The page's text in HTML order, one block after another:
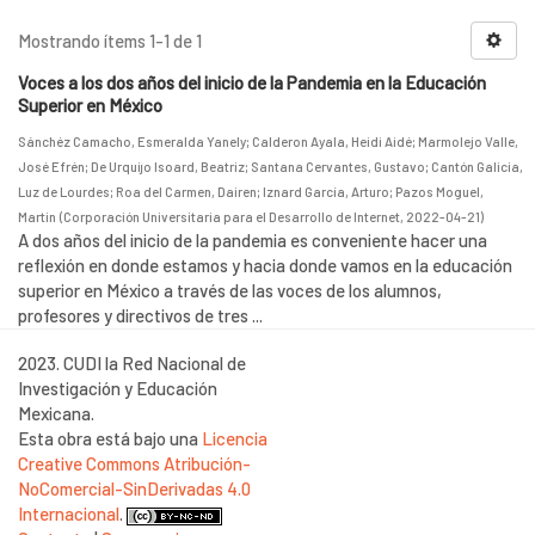
Mostrando ítems 1-1 de 1
Voces a los dos años del inicio de la Pandemia en la Educación
Superior en México
Sánchéz Camacho, Esmeralda Yanely; Calderon Ayala, Heidi Aidé; Marmolejo Valle,
José Efrén; De Urquijo Isoard, Beatriz; Santana Cervantes, Gustavo; Cantón Galicia,
Luz de Lourdes; Roa del Carmen, Dairen; Iznard García, Arturo; Pazos Moguel,
Martin (Corporación Universitaria para el Desarrollo de Internet, 2022-04-21)
A dos años del inicio de la pandemia es conveniente hacer una
reflexión en donde estamos y hacia donde vamos en la educación
superior en México a través de las voces de los alumnos,
profesores y directivos de tres ...
2023. CUDI la Red Nacional de
Investigación y Educación
Mexicana.
Esta obra está bajo una Licencia
Creative Commons Atribución-
NoComercial-SinDerivadas 4.0
Internacional.